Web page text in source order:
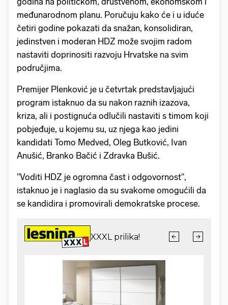
međunarodnom planu. Poručuju kako će i u iduće
četiri godine pokazati da snažan, konsolidiran,
jedinstven i moderan HDZ može svojim radom
nastaviti doprinositi razvoju Hrvatske na svim
područjima.
Premijer Plenković je u četvrtak predstavljajući
program istaknuo da su nakon raznih izazova,
kriza, ali i postignuća odlučili nastaviti s timom koji
pobjeđuje, u kojemu su, uz njega kao jedini
kandidati Tomo Medved, Oleg Butković, Ivan
Anušić, Branko Bačić i Zdravka Bušić.
"Voditi HDZ je ogromna čast i odgovornost",
istaknuo je i naglasio da su svakome omogućili da
se kandidira i promovirali demokratske procese.